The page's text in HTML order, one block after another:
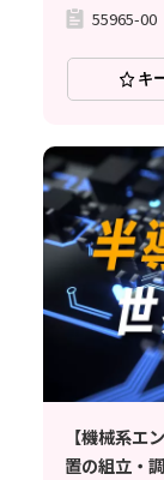
55965-00
キ
【機械系エ
置の組立・